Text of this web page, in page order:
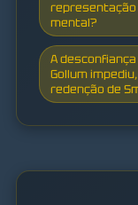
representação
mental?
A
Gollum
redenção de